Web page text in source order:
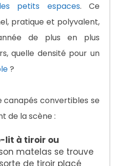
petits espaces. Ce
pratique et polyvalent,
de plus en plus
quelle densité pour un
?
canapés convertibles se
de la scène :
lit à tiroir ou
matelas se trouve
de tiroir placé